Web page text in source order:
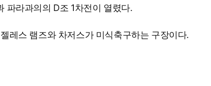
파라과의의 D조 1차전이 열렸다.
레스 램즈와 차저스가 미식축구하는 구장이다.